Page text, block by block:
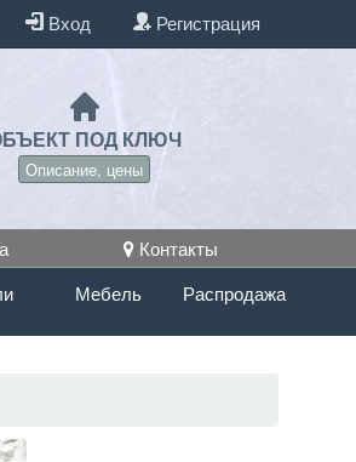
Вход Регистрация
ПОД КЛЮЧ
Описание, цены
Контакты
Мебель Распродажа